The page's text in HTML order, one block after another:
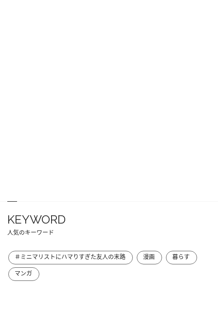
KEYWORD
人気のキーワード
＃ミニマリストにハマりすぎた友人の末路 漫画
暮らす
マンガ